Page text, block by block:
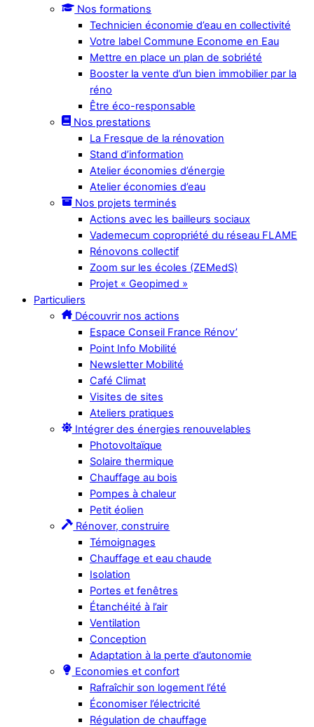
Nos formations
Technicien économie d’eau en collectivité
Votre label Commune Econome en Eau
Mettre en place un plan de sobriété
Booster la vente d’un bien immobilier par la
réno
Être éco-responsable
Nos prestations
La Fresque de la rénovation
Stand d’information
Atelier économies d’énergie
Atelier économies d’eau
Nos projets terminés
Actions avec les bailleurs sociaux
Vademecum copropriété du réseau FLAME
Rénovons collectif
Zoom sur les écoles (ZEMedS)
Projet « Geopimed »
Particuliers
Découvrir nos actions
Espace Conseil France Rénov’
Point Info Mobilité
Newsletter Mobilité
Café Climat
Visites de sites
Ateliers pratiques
Intégrer des énergies renouvelables
Photovoltaïque
Solaire thermique
Chauffage au bois
Pompes à chaleur
Petit éolien
Rénover, construire
Témoignages
Chauffage et eau chaude
Isolation
Portes et fenêtres
Étanchéité à l’air
Ventilation
Conception
Adaptation à la perte d’autonomie
Economies et confort
Rafraîchir son logement l’été
Économiser l’électricité
Régulation de chauffage